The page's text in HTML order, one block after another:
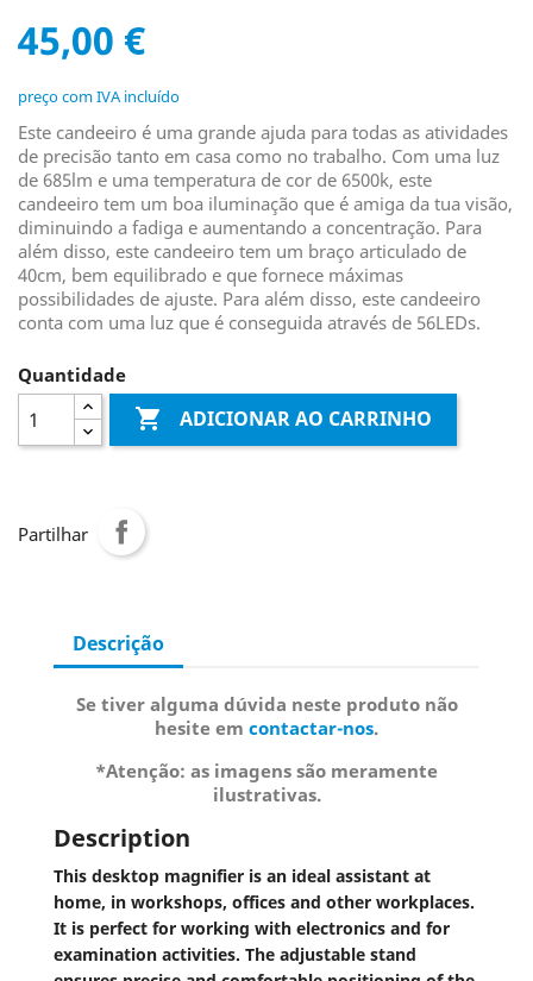
45,00 €
preço com IVA incluído
Este candeeiro é uma grande ajuda para todas as atividades
de precisão tanto em casa como no trabalho. Com uma luz
de 685lm e uma temperatura de cor de 6500k, este
candeeiro tem um boa iluminação que é amiga da tua visão,
diminuindo a fadiga e aumentando a concentração. Para
além disso, este candeeiro tem um braço articulado de
40cm, bem equilibrado e que fornece máximas
possibilidades de ajuste. Para além disso, este candeeiro
conta com uma luz que é conseguida através de 56LEDs.
Quantidade
 ADICIONAR AO CARRINHO
Partilhar
Descrição
Se tiver alguma dúvida neste produto não
hesite em contactar-nos.
*Atenção: as imagens são meramente
ilustrativas.
Description
This desktop magnifier is an ideal assistant at
home, in workshops, offices and other workplaces.
It is perfect for working with electronics and for
examination activities. The adjustable stand